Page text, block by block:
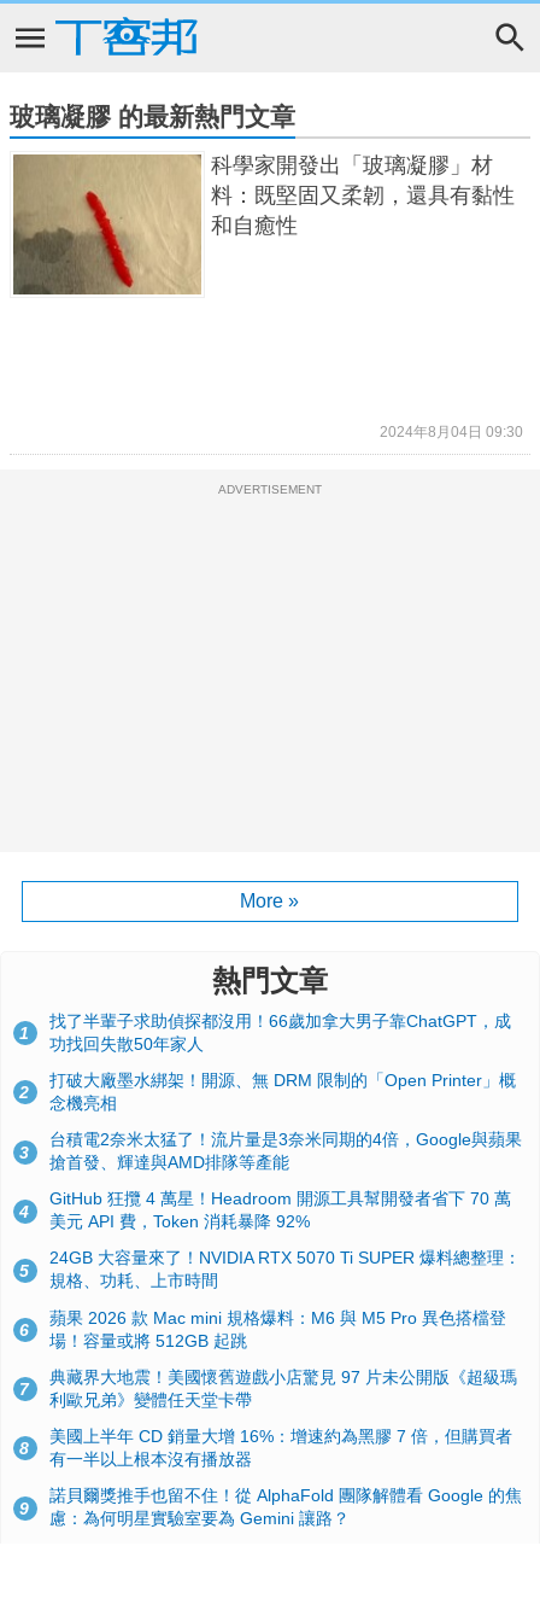
玻璃凝膠 的最新熱門文章
科學家開發出「玻璃凝膠」材
料：既堅固又柔韌，還具有黏性
和自癒性
2024年8月04日 09:30
ADVERTISEMENT
More »
熱門文章
1
找了半輩子求助偵探都沒用！66歲加拿大男子靠ChatGPT，成
功找回失散50年家人
2
打破大廠墨水綁架！開源、無 DRM 限制的「Open Printer」概
念機亮相
3
台積電2奈米太猛了！流片量是3奈米同期的4倍，Google與蘋果
搶首發、輝達與AMD排隊等產能
4
GitHub 狂攬 4 萬星！Headroom 開源工具幫開發者省下 70 萬
美元 API 費，Token 消耗暴降 92%
5
24GB 大容量來了！NVIDIA RTX 5070 Ti SUPER 爆料總整理：
規格、功耗、上市時間
6
蘋果 2026 款 Mac mini 規格爆料：M6 與 M5 Pro 異色搭檔登
場！容量或將 512GB 起跳
7
典藏界大地震！美國懷舊遊戲小店驚見 97 片未公開版《超級瑪
利歐兄弟》變體任天堂卡帶
8
美國上半年 CD 銷量大增 16%：增速約為黑膠 7 倍，但購買者
有一半以上根本沒有播放器
9
諾貝爾獎推手也留不住！從 AlphaFold 團隊解體看 Google 的焦
慮：為何明星實驗室要為 Gemini 讓路？